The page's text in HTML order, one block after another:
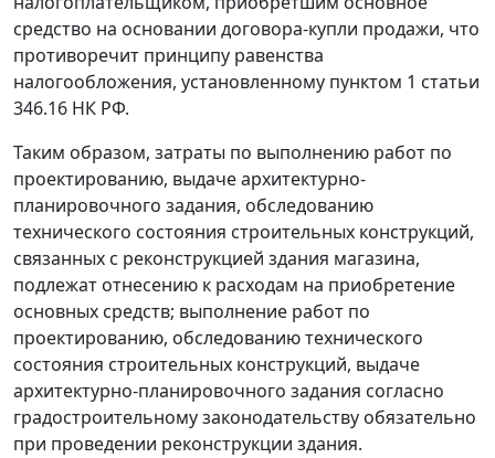
средство на основании договора-купли продажи, что
противоречит принципу равенства
налогообложения, установленному пунктом 1 статьи
346.16 НК РФ.
Таким образом, затраты по выполнению работ по
проектированию, выдаче архитектурно-
планировочного задания, обследованию
технического состояния строительных конструкций,
связанных с реконструкцией здания магазина,
подлежат отнесению к расходам на приобретение
основных средств; выполнение работ по
проектированию, обследованию технического
состояния строительных конструкций, выдаче
архитектурно-планировочного задания согласно
градостроительному законодательству обязательно
при проведении реконструкции здания.